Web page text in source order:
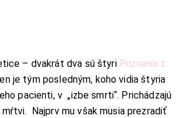
– dvakrát dva sú štyri Priznania z
je tým posledným, koho vidia štyria
pacienti, v „izbe smrti“. Prichádzajú
mŕtvi. Najprv mu však musia prezradiť